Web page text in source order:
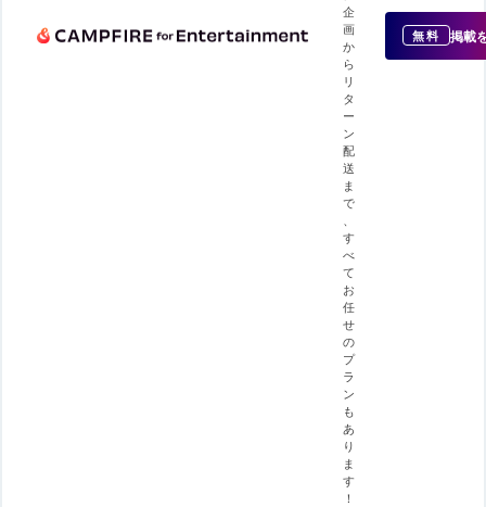
企
画
か
ら
リ
タ
ー
ン
配
送
ま
で
す
べ
て
お
任
せ
の
プ
ラ
ン
も
あ
り
ま
す
！
無料 掲載